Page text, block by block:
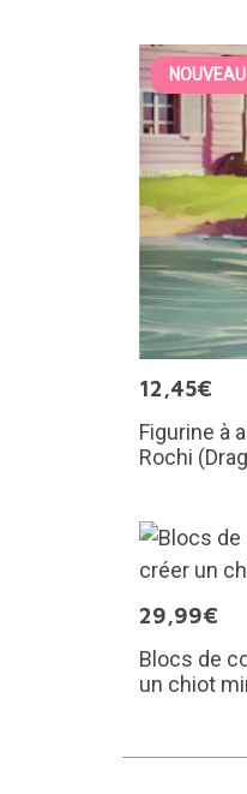
12,45€
Figurine à
Rochi
29,99€
Blocs de
un chiot